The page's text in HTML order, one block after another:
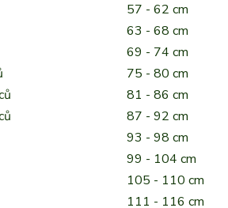
57 - 62 cm
63 - 68 cm
69 - 74 cm
75 - 80 cm
81 - 86 cm
87 - 92 cm
93 - 98 cm
99 - 104 cm
105 - 110 cm
111 - 116 cm